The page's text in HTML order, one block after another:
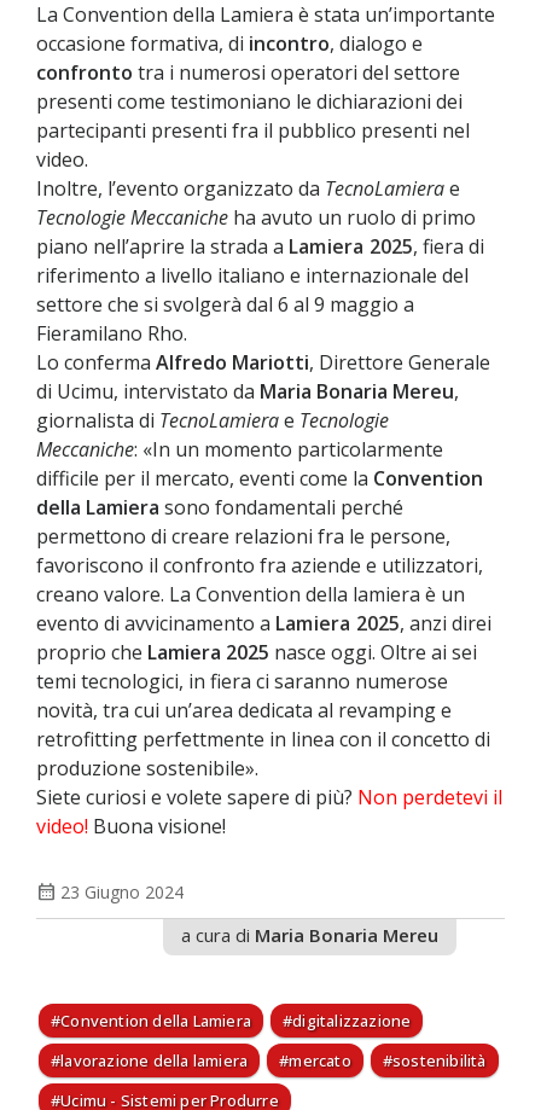
La Convention della Lamiera è stata un’importante
occasione formativa, di incontro, dialogo e
confronto tra i numerosi operatori del settore
presenti come testimoniano le dichiarazioni dei
partecipanti presenti fra il pubblico presenti nel
video.
Inoltre, l’evento organizzato da TecnoLamierae
Tecnologie Meccaniche ha avuto un ruolo di primo
piano nell’aprire la strada a Lamiera 2025, fiera di
riferimento a livello italiano e internazionale del
settore che si svolgerà dal 6 al 9 maggio a
Fieramilano Rho.
Lo conferma Alfredo Mariotti, Direttore Generale
di Ucimu, intervistato da Maria Bonaria Mereu,
giornalista di TecnoLamierae Tecnologie
Meccaniche: «In un momento particolarmente
difficile per il mercato, eventi come la Convention
della Lamiera sono fondamentali perché
permettono di creare relazioni fra le persone,
favoriscono il confronto fra aziende e utilizzatori,
creano valore. La Convention della lamiera è un
evento di avvicinamento a Lamiera 2025, anzi direi
proprio che Lamiera 2025 nasce oggi. Oltre ai sei
temi tecnologici, in fiera ci saranno numerose
novità, tra cui un’area dedicata al revamping e
retrofitting perfettmente in linea con il concetto di
produzione sostenibile».
Siete curiosi e volete sapere di più? Non perdetevi il
video! Buona visione!
calendar_month 23 Giugno 2024
a cura di Maria Bonaria Mereu
Convention della Lamiera
digitalizzazione
lavorazione della lamiera
mercato
sostenibilità
Ucimu - Sistemi per Produrre